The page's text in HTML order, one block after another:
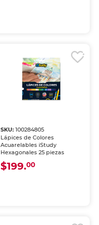
SKU: 100284805
Lápices de Colores
Acuarelables iStudy
Hexagonales 25 piezas
$199.00